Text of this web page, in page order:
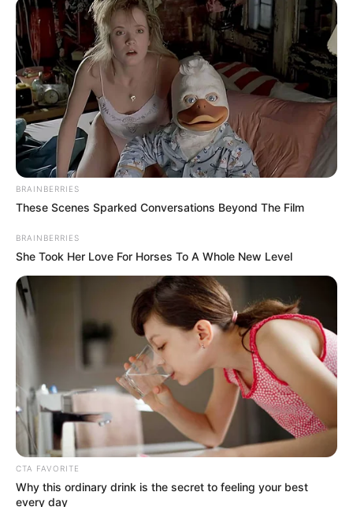
El balance general para este miércoles en Corabastos es
de oferta abundante, precios estables en la mayoría de
productos y algunas alzas puntuales en hortalizas, lo que
exige a los hogares una mayor planeación para rendir el
presupuesto familiar.
COMPARTIR
ALERTA BOGOTÁ EN GOOGLE NEWS
CANASTA FAMILIAR
PRECIO DE ALIMENTOS
MANTÉNGASE EN ALERTA
Tenemos todas las noticias que le
interesan. Para estar bien informado, por
favor, active las notificaciones de Alerta.
ACTIVAR AHORA
BRAINBERRIES
These Scenes Sparked Conversations Beyond The Film
BRAINBERRIES
She Took Her Love For Horses To A Whole New Level
CTA FAVORITE
Why this ordinary drink is the secret to feeling your best
every day